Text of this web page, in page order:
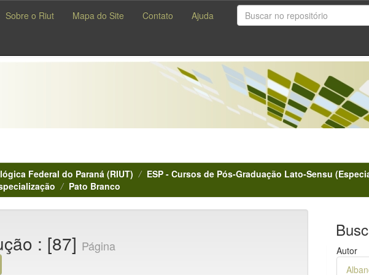
Sobre o Riut Mapa do Site Contato Ajuda
Federal do Paraná (RIUT)
ESP - Cursos de Pós-Graduação Lato-Sensu
Pato Branco
: [87] Página
Autor